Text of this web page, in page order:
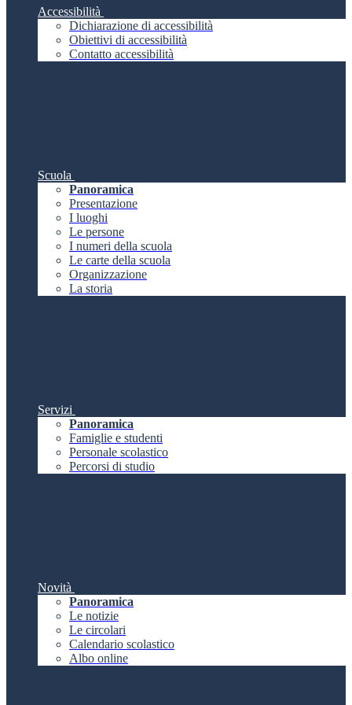
Accessibilità
Dichiarazione di accessibilità
Obiettivi di accessibilità
Contatto accessibilità
Scuola
Panoramica
Presentazione
I luoghi
Le persone
I numeri della scuola
Le carte della scuola
Organizzazione
La storia
Servizi
Panoramica
Famiglie e studenti
Personale scolastico
Percorsi di studio
Novità
Panoramica
Le notizie
Le circolari
Calendario scolastico
Albo online